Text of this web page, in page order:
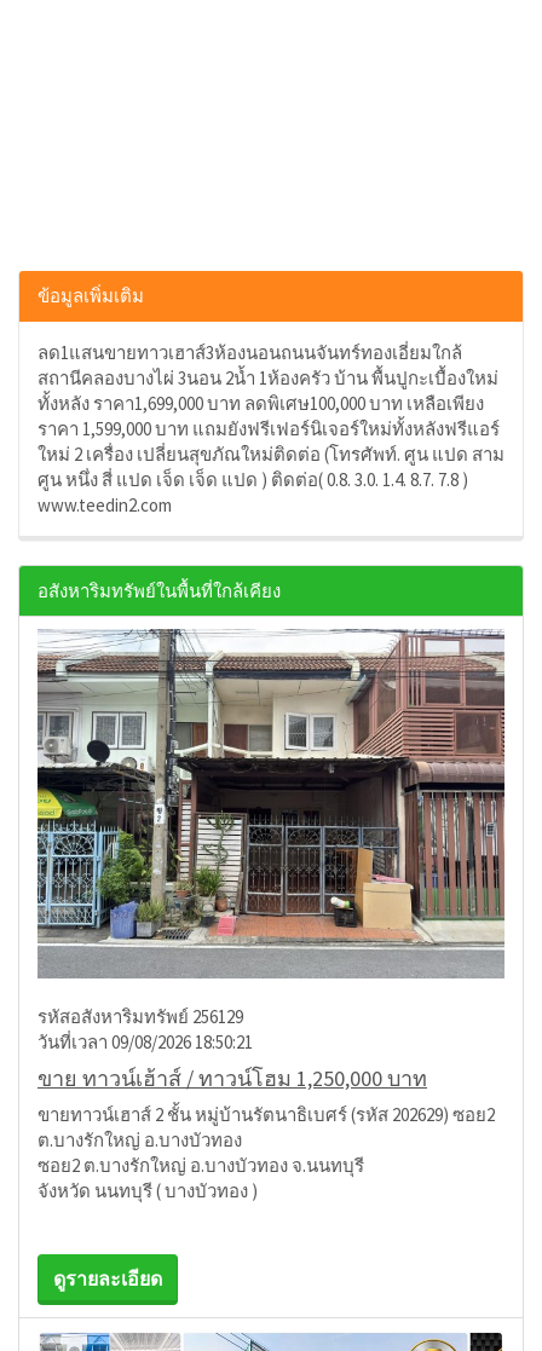
ข้อมูลเพิ่มเติม
ลด1แสนขายทาวเฮาส์3ห้องนอนถนนจันทร์ทองเอี่ยมใกล้
สถานีคลองบางไผ่ 3นอน 2น้ำ 1ห้องครัว บ้าน พื้นปูกะเบื้องใหม่
ทั้งหลัง ราคา1,699,000 บาท ลดพิเศษ100,000 บาท เหลือเพียง
ราคา 1,599,000 บาท แถมยังฟรีเฟอร์นิเจอร์ใหม่ทั้งหลังฟรีแอร์
ใหม่ 2 เครื่อง เปลี่ยนสุขภัณใหม่ติดต่อ (โทรศัพท์. ศูน แปด สาม
ศูน หนึ่ง สี่ แปด เจ็ด เจ็ด แปด ) ติดต่อ( 0.8. 3.0. 1.4. 8.7. 7.8 )
www.teedin2.com
อสังหาริมทรัพย์ในพื้นที่ใกล้เคียง
รหัสอสังหาริมทรัพย์ 256129
วันที่เวลา 09/08/2026 18:50:21
ขาย ทาวน์เฮ้าส์ / ทาวน์โฮม 1,250,000 บาท
ขายทาวน์เฮาส์ 2 ชั้น หมู่บ้านรัตนาธิเบศร์ (รหัส 202629) ซอย2
ต.บางรักใหญ่ อ.บางบัวทอง
ซอย2 ต.บางรักใหญ่ อ.บางบัวทอง จ.นนทบุรี
จังหวัด นนทบุรี ( บางบัวทอง )
ดูรายละเอียด